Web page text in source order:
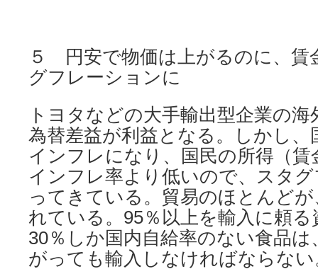
５ 円安で物価は上がるのに、賃
グフレーションに
トヨタなどの大手輸出型企業の
為替差益が利益となる。しかし、
インフレになり、国民の所得（賃
インフレ率より低いので、スタ
ってきている。貿易のほとんど
れている。95％以上を輸入に頼
30％しか国内自給率のない食品
がっても輸入しなければならない